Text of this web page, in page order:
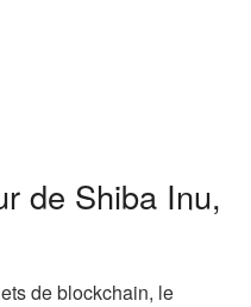
de Shiba Inu,
de blockchain, le